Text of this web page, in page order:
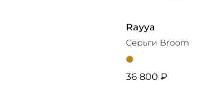
Rayya
Серьги Broom
36 800 ₽